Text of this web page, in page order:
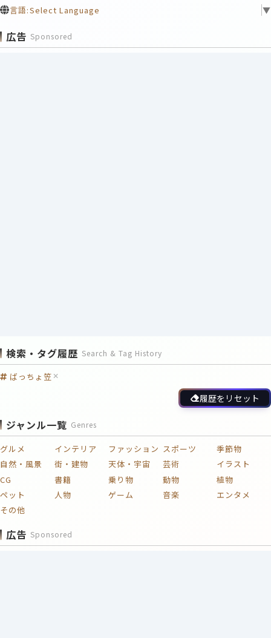
言語:Select Language ▼
広告 Sponsored
検索・タグ履歴 Search & Tag History
ばっちょ笠
履歴をリセット
ジャンル一覧 Genres
グルメ インテリア ファッション スポーツ
季節物
自然・風景
街・建物 天体・宇宙 芸術
イラスト
CG
書籍 乗り物 動物
植物
ペット
人物 ゲーム 音楽
エンタメ
その他
広告 Sponsored